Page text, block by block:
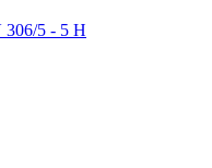
5 - 5 H